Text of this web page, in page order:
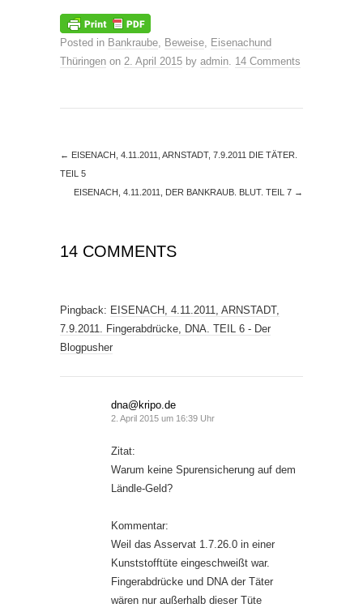
Posted in Bankraube, Beweise, Eisenachund
Thüringen on 2. April 2015 by admin. 14 Comments
← EISENACH, 4.11.2011, ARNSTADT, 7.9.2011 DIE TÄTER.
TEIL 5
EISENACH, 4.11.2011, DER BANKRAUB. BLUT. TEIL 7 →
14 COMMENTS
Pingback: EISENACH, 4.11.2011, ARNSTADT,
7.9.2011. Fingerabdrücke, DNA. TEIL 6 - Der
Blogpusher
dna@kripo.de
2. April 2015 um 16:39 Uhr
Zitat:
Warum keine Spurensicherung auf dem
Ländle-Geld?
Kommentar:
Weil das Asservat 1.7.26.0 in einer
Kunststofftüte eingeschweißt war.
Fingerabdrücke und DNA der Täter
wären nur außerhalb dieser Tüte